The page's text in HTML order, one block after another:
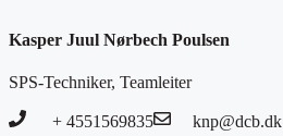
Kasper Juul Nørbech Poulsen
SPS-Techniker, Teamleiter
+ 4551569835 knp@dcb.dk